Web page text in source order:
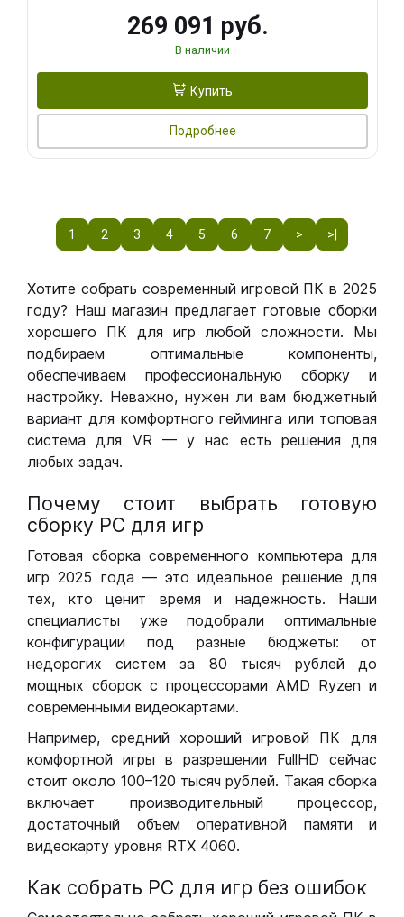
269 091 руб.
В наличии
Купить
Подробнее
1 2 3 4 5 6 7 > >|
Хотите собрать современный игровой ПК в 2025
году? Наш магазин предлагает готовые сборки
хорошего ПК для игр любой сложности. Мы
подбираем оптимальные компоненты,
обеспечиваем профессиональную сборку и
настройку. Неважно, нужен ли вам бюджетный
вариант для комфортного гейминга или топовая
система для VR — у нас есть решения для
любых задач.
Почему стоит выбрать готовую
сборку РС для игр
Готовая сборка современного компьютера для
игр 2025 года — это идеальное решение для
тех, кто ценит время и надежность. Наши
специалисты уже подобрали оптимальные
конфигурации под разные бюджеты: от
недорогих систем за 80 тысяч рублей до
мощных сборок с процессорами AMD Ryzen и
современными видеокартами.
Например, средний хороший игровой ПК для
комфортной игры в разрешении FullHD сейчас
стоит около 100–120 тысяч рублей. Такая сборка
включает производительный процессор,
достаточный объем оперативной памяти и
видеокарту уровня RTX 4060.
Как собрать РС для игр без ошибок